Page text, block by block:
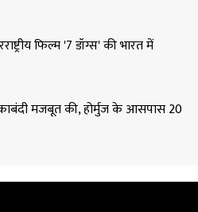
फिल्म '7 डॉग्स' की भारत में
मजबूत की, होर्मुज के आसपास 20